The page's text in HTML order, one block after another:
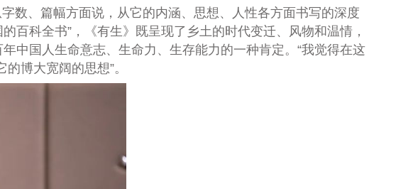
、篇幅方面说，从它的内涵、思想、人性各方面书写的深度
百科全书”，《有生》既呈现了乡土的时代变迁、风物和温情，
中国人生命意志、生命力、生存能力的一种肯定。“我觉得在这
博大宽阔的思想”。